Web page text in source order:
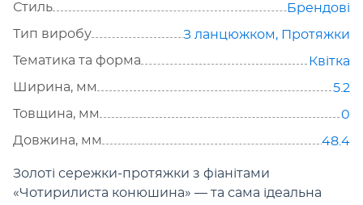
Стиль
Брендові
Тип виробу
З ланцюжком, Протяжки
Тематика та форма
Квітка
Ширина, мм
5.2
Товщина, мм
0
Довжина, мм
48.4
Золоті сережки-протяжки з фіанітами
«Чотирилиста конюшина» — та сама ідеальна